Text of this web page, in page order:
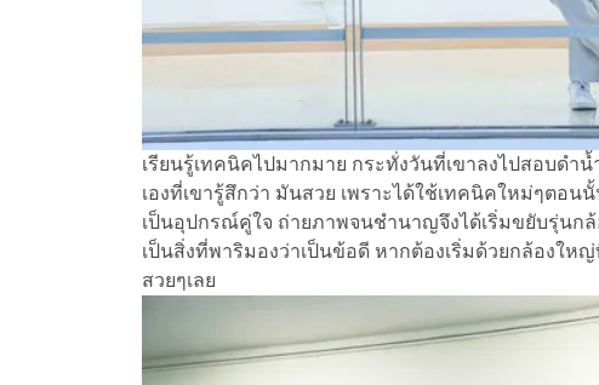
เรียนรู้เทคนิคไปมากมาย กระทั่งวันที่เขาลงไปสอบด
เองที่เขารู้สึกว่า มันสวย เพราะได้ใช้เทคนิคใหม่ๆตอ
เป็นอุปกรณ์คู่ใจ ถ่ายภาพจนชำนาญจึงได้เริ่มขยับรุ่นกล้
เป็นสิ่งที่พาริมองว่าเป็นข้อดี หากต้องเริ่มด้วยกล้องให
สวยๆเลย